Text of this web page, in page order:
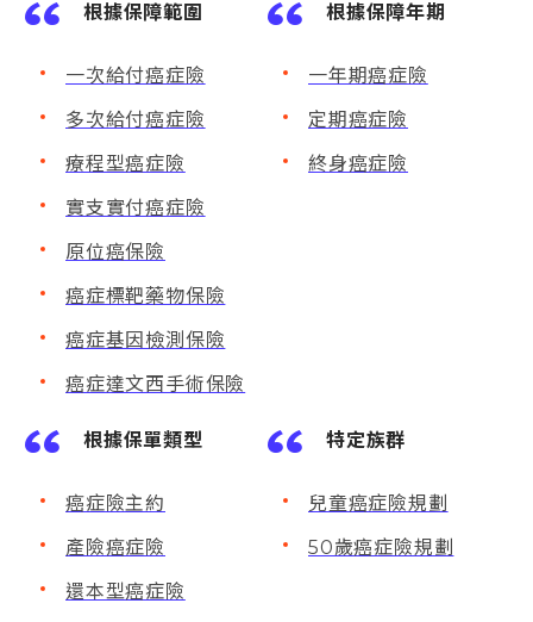
根據保障範圍
一次給付癌症險
多次給付癌症險
療程型癌症險
實支實付癌症險
原位癌保險
癌症標靶藥物保險
癌症基因檢測保險
癌症達文西手術保險
根據保障年期
一年期癌症險
定期癌症險
終身癌症險
根據保單類型
癌症險主約
產險癌症險
還本型癌症險
特定族群
兒童癌症險規劃
50歲癌症險規劃